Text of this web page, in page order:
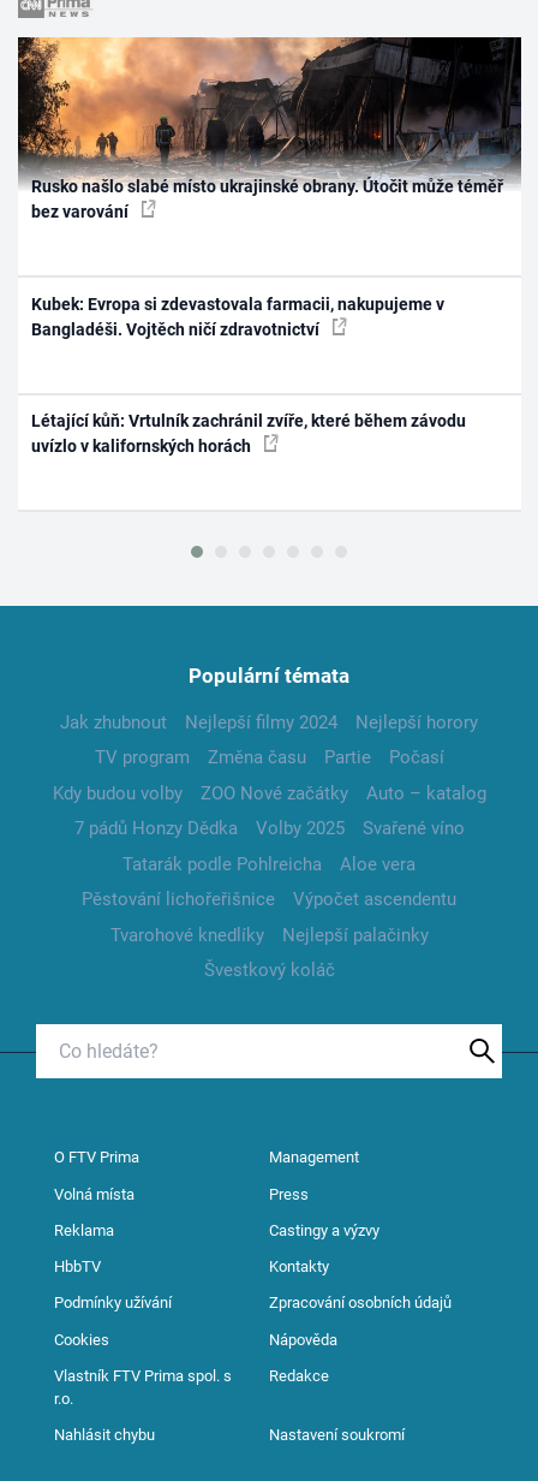
Rusko našlo slabé místo ukrajinské obrany. Útočit může téměř
bez varování
Kubek: Evropa si zdevastovala farmacii, nakupujeme v
Bangladéši. Vojtěch ničí zdravotnictví
Létající kůň: Vrtulník zachránil zvíře, které během závodu
uvízlo v kalifornských horách
Populární témata
Jak zhubnout Nejlepší filmy 2024
Nejlepší horory
TV program
Změna času Partie
Počasí
Kdy budou volby
ZOO Nové začátky
Auto – katalog
7 pádů Honzy Dědka
Volby 2025
Svařené víno
Tatarák podle Pohlreicha
Aloe vera
Pěstování lichořeřišnice
Výpočet ascendentu
Tvarohové knedlíky
Nejlepší palačinky
Švestkový koláč
O FTV Prima Management
Volná místa Press
Reklama Castingy a výzvy
HbbTV Kontakty
Podmínky užívání Zpracování osobních údajů
Cookies Nápověda
Vlastník FTV Prima spol. s
r.o.
Redakce
Nahlásit chybu Nastavení soukromí